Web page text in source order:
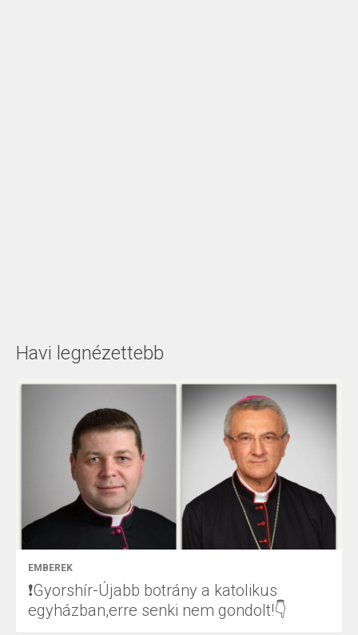
Havi legnézettebb
EMBEREK
❗Gyorshír-Újabb botrány a katolikus
egyházban,erre senki nem gondolt!👇